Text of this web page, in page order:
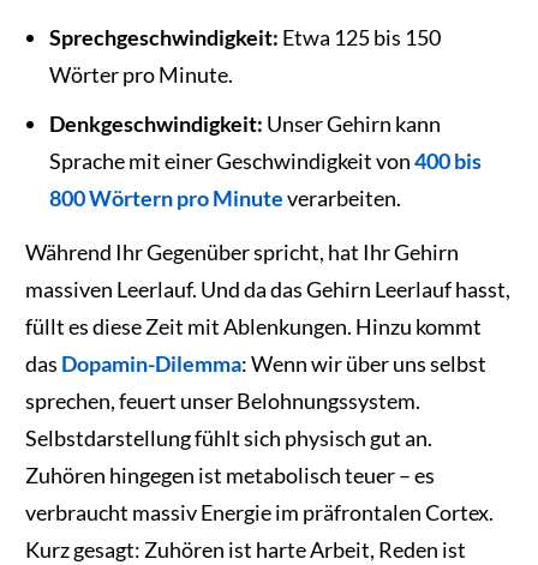
Sprechgeschwindigkeit: Etwa 125 bis 150
Wörter pro Minute.
Denkgeschwindigkeit: Unser Gehirn kann
Sprache mit einer Geschwindigkeit von400 bis
800 Wörtern pro Minuteverarbeiten.
Während Ihr Gegenüber spricht, hat Ihr Gehirn
massiven Leerlauf. Und da das Gehirn Leerlauf hasst,
füllt es diese Zeit mit Ablenkungen. Hinzu kommt
das Dopamin-Dilemma: Wenn wir über uns selbst
sprechen, feuert unser Belohnungssystem.
Selbstdarstellung fühlt sich physisch gut an.
Zuhören hingegen ist metabolisch teuer – es
verbraucht massiv Energie im präfrontalen Cortex.
Kurz gesagt: Zuhören ist harte Arbeit, Reden ist